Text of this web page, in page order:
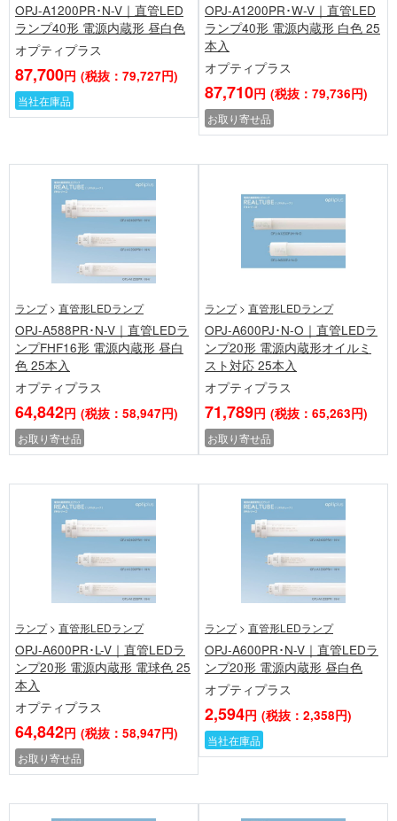
OPJ-A1200PR･N-V｜直管LED
ランプ40形 電源内蔵形 昼白色
オプティプラス
87,700円 (税抜：79,727円)
当社在庫品
OPJ-A1200PR･W-V｜直管LED
ランプ40形 電源内蔵形 白色 25
本入
オプティプラス
87,710円 (税抜：79,736円)
お取り寄せ品
ランプ > 直管形LEDランプ
OPJ-A588PR･N-V｜直管LEDラ
ンプFHF16形 電源内蔵形 昼白
色 25本入
オプティプラス
64,842円 (税抜：58,947円)
お取り寄せ品
ランプ > 直管形LEDランプ
OPJ-A600PJ･N-O｜直管LEDラ
ンプ20形 電源内蔵形オイルミ
スト対応 25本入
オプティプラス
71,789円 (税抜：65,263円)
お取り寄せ品
ランプ > 直管形LEDランプ
OPJ-A600PR･L-V｜直管LEDラ
ンプ20形 電源内蔵形 電球色 25
本入
オプティプラス
64,842円 (税抜：58,947円)
お取り寄せ品
ランプ > 直管形LEDランプ
OPJ-A600PR･N-V｜直管LEDラ
ンプ20形 電源内蔵形 昼白色
オプティプラス
2,594円 (税抜：2,358円)
当社在庫品